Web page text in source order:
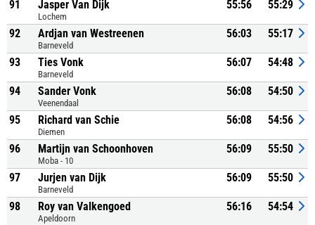
91 Jasper Van Dijk
Lochem
55:56 55:29
92 Ardjan van Westreenen
Barneveld
56:03 55:17
93 Ties Vonk
Barneveld
56:07 54:48
94 Sander Vonk
Veenendaal
56:08 54:50
95 Richard van Schie
Diemen
56:08 54:56
96 Martijn van Schoonhoven
Moba - 10
56:09 55:50
97 Jurjen van Dijk
Barneveld
56:09 55:50
98 Roy van Valkengoed
Apeldoorn
56:16 54:54